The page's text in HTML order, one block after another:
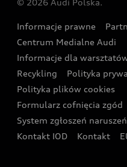
Wyszukaj najbliższego
Oferta dla
Oferta dla klientów
Kalkulator rat
Ubezpieczenie
Zasięg
Gwarancja
Akcje serwisowe Audi
Katalog online akcesoriów
Audi i Muzeum Sztuki
Audi driving experience
Audi quattro Cup
Audi i Puchar Świata w
Zakopanem
© 2026 Audi Polska.
Informacje prawne
Centrum Medialne Audi
Informacje dla
Recykling
Polityka
Polityka plików cookies
Formularz cofnięcia zgód
System zgłoszeń naruszeń
Kontakt IOD
Kontakt